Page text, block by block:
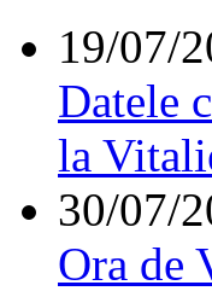
19/07/
Datele
la
30/07/
Ora de